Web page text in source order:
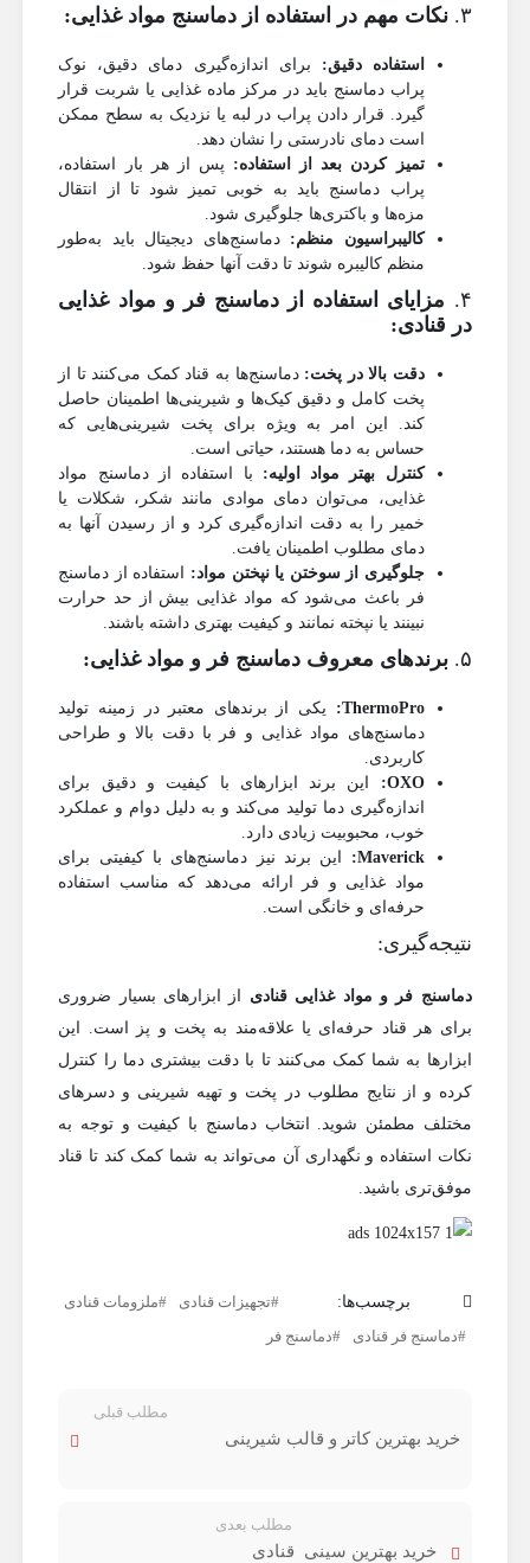
۳. نکات مهم در استفاده از دماسنج مواد غذایی:
استفاده دقیق:برای اندازه‌گیری دمای دقیق، نوک
پراب دماسنج باید در مرکز ماده غذایی یا شربت قرار
گیرد. قرار دادن پراب در لبه یا نزدیک به سطح ممکن
است دمای نادرستی را نشان دهد.
تمیز کردن بعد از استفاده:پس از هر بار استفاده،
پراب دماسنج باید به خوبی تمیز شود تا از انتقال
مزه‌ها و باکتری‌ها جلوگیری شود.
کالیبراسیون منظم:دماسنج‌های دیجیتال باید به‌طور
منظم کالیبره شوند تا دقت آنها حفظ شود.
۴.
مزایای استفاده از دماسنج فر و مواد غذایی
در قنادی:
دقت بالا در پخت:دماسنج‌ها به قناد کمک می‌کنند تا از
پخت کامل و دقیق کیک‌ها و شیرینی‌ها اطمینان حاصل
کند. این امر به ویژه برای پخت شیرینی‌هایی که
حساس به دما هستند، حیاتی است.
کنترل بهتر مواد اولیه:با استفاده از دماسنج مواد
غذایی، می‌توان دمای موادی مانند شکر، شکلات یا
خمیر را به دقت اندازه‌گیری کرد و از رسیدن آنها به
دمای مطلوب اطمینان یافت.
جلوگیری از سوختن یا نپختن مواد:استفاده از دماسنج
فر باعث می‌شود که مواد غذایی بیش از حد حرارت
نبینند یا نپخته نمانند و کیفیت بهتری داشته باشند.
۵. برندهای معروف دماسنج فر و مواد غذایی:
ThermoPro: یکی از برندهای معتبر در زمینه تولید
دماسنج‌های مواد غذایی و فر با دقت بالا و طراحی
کاربردی.
OXO: این برند ابزارهای با کیفیت و دقیق برای
اندازه‌گیری دما تولید می‌کند و به دلیل دوام و عملکرد
خوب، محبوبیت زیادی دارد.
Maverick: این برند نیز دماسنج‌های با کیفیتی برای
مواد غذایی و فر ارائه می‌دهد که مناسب استفاده
حرفه‌ای و خانگی است.
نتیجه‌گیری:
دماسنج فر و مواد غذایی قنادیاز ابزارهای بسیار ضروری
برای هر قناد حرفه‌ای یا علاقه‌مند به پخت و پز است. این
ابزارها به شما کمک می‌کنند تا با دقت بیشتری دما را کنترل
کرده و از نتایج مطلوب در پخت و تهیه شیرینی و دسرهای
مختلف مطمئن شوید. انتخاب دماسنج با کیفیت و توجه به
نکات استفاده و نگهداری آن می‌تواند به شما کمک کند تا قناد
موفق‌تری باشید.
برچسب‌ها: تجهیزات قنادی
ملزومات قنادی
دماسنج فر قنادی
دماسنج فر
مطلب قبلی
خرید بهترین کاتر و قالب‌ شیرینی
مطلب بعدی
خرید بهترین سینی‌ قنادی